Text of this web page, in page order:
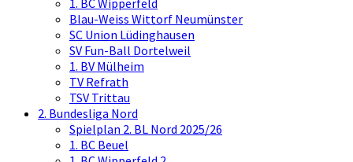
Blau-Weiss Wittorf Neumünster
SC Union Lüdinghausen
SV Fun-Ball Dortelweil
1. BV Mülheim
TV Refrath
TSV Trittau
2. Bundesliga Nord
Spielplan 2. BL Nord 2025/26
1. BC Beuel